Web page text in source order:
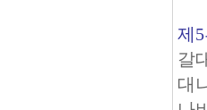
제
갈
대